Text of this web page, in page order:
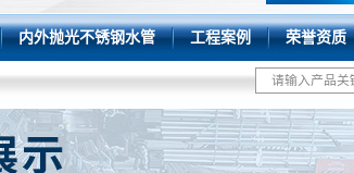
内外抛光不锈钢水管 工程案例 荣誉资质